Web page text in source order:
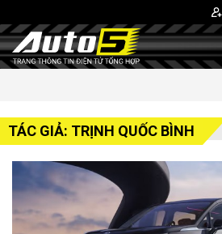
TÁC GIẢ: TRỊNH QUỐC BÌNH